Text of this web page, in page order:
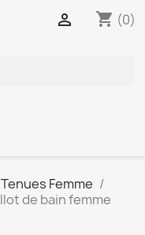
shopping_cart (0)

Tenues Femme
de bain femme